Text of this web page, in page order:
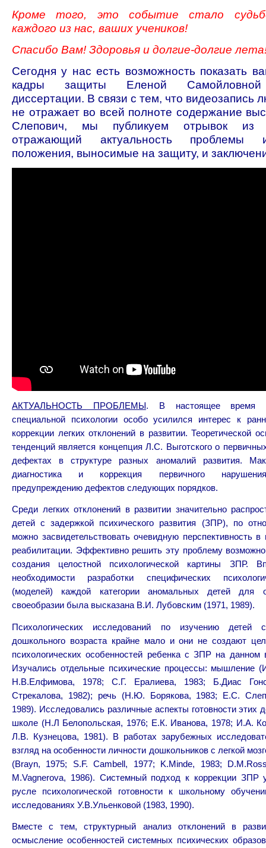
Кроме того, это событие стало
каждого из нас, ваших учеников!
Спасибо Вам! Здоровья и долгие-долгие
Сегодня у нас есть возможность показать
кадры защиты Еленой Самойловной
диссертации. В связи с тем, что видеозапись
не отражает во всей полноте содержание
Слепович, мы публикуем отрывок из
отражающий актуальность проблемы
положения, выносимые на защиту, и
АКТУАЛЬНОСТЬ ПРОБЛЕМЫ. В настоящее время в
специальной психологии особо усилился интерес к
коррекции легких отклонений в развитии. Теоретической
тенденций является концепция Л.С. Выготского о
дефектах в структуре разных аномалий развития.
диагностика и коррекция первичного
предупреждению дефектов следующих порядков.
Среди легких отклонений в развитии значительно
детей с задержкой психического развития (ЗПР), по
можно засвидетельствовать очевидную перспективность
реабилитации. Эффективно решить эту проблему
создания целостной психологической картины ЗПР.
необходимости разработки специфических
(моделей) каждой категории аномальных детей для
своеобразии была высказана В.И. Лубовским (1971, 1989).
Психологических исследований по изучению
дошкольного возраста крайне мало и они не создают
психологических особенностей ребенка с ЗПР на данном
Изучались отдельные психические процессы: мышление
Н.В.Елфимова, 1978; С.Г. Ералиева, 1983; Б.Диас
Стрекалова, 1982); речь (Н.Ю. Борякова, 1983; Е.С.
1989). Исследовались различные аспекты готовности этих
школе (Н.Л Белопольская, 1976; Е.К. Иванова, 1978; И.А.
Л.В. Кузнецова, 1981). В работах зарубежных
взгляд на особенности личности дошкольников с легкой
(Brayn, 1975; S.F. Cambell, 1977; K.Minde, 1983;
M.Vagnerova, 1986). Системный подход к коррекции ЗПР
русле психологической готовности к школьному
исследованиях У.В.Ульенковой (1983, 1990).
Вместе с тем, структурный анализ отклонений в
осмысление особенностей системных психических